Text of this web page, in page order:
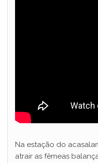
Na estação do
atrair as fêmeas